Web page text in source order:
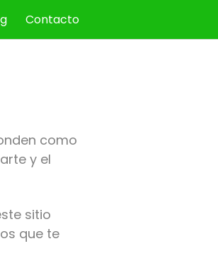
Contacto
como
y el
sitio
que te